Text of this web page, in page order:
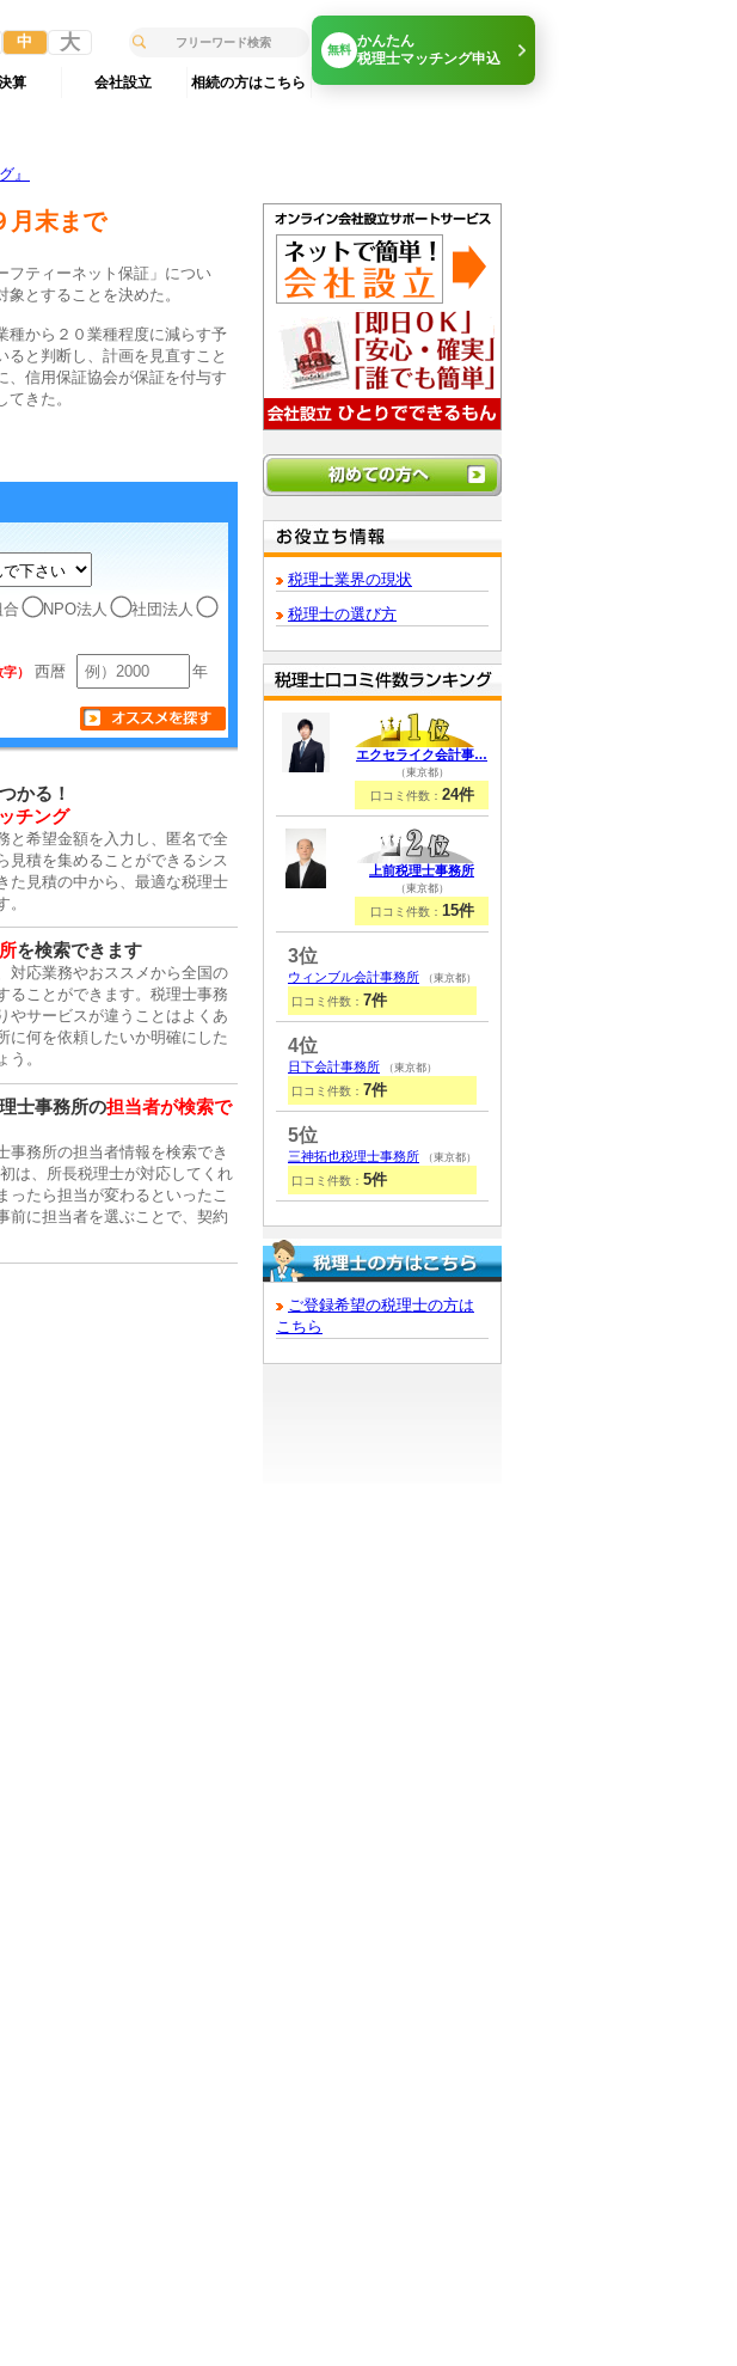
中 大
算 会社設立 相続の方はこちら
無料
かんたん
税理士マッチング申込
』
月末まで
ティーネット保証」につい
とすることを決めた。
から２０業種程度に減らす予
ると判断し、計画を見直すこと
、信用保証協会が保証を付与す
きた。
合 NPO法人
社団法人
） 西暦 年
かる！
チング
と希望金額を入力し、匿名で全
見積を集めることができるシス
た見積の中から、最適な税理士
を検索できます
対応業務やおススメから全国の
ることができます。税理士事務
やサービスが違うことはよくあ
に何を依頼したいか明確にした
う。
士事務所の担当者が検索で
事務所の担当者情報を検索でき
は、所長税理士が対応してくれ
ったら担当が変わるといったこ
前に担当者を選ぶことで、契約
税理士業界の現状
税理士の選び方
エクセライク会計事…
（東京都）
口コミ件数： 24件
上前税理士事務所
（東京都）
口コミ件数： 15件
3位
ウィンブル会計事務所 （東京都）
口コミ件数： 7件
4位
日下会計事務所 （東京都）
口コミ件数： 7件
5位
三神拓也税理士事務所 （東京都）
口コミ件数： 5件
ご登録希望の税理士の方は
こちら